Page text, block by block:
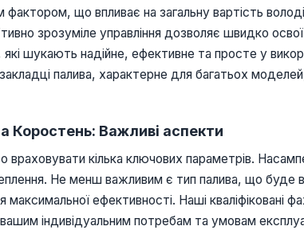
що впливає на загальну вартість
зрозуміле управління дозволяє швидко
шукають надійне, ефективне та просте у
палива, характерне для багатьох
Коростень: Важливі аспекти
враховувати кілька ключових параметрів.
Не менш важливим є тип палива, що буде
максимальної ефективності. Наші кваліфіковані
індивідуальним потребам та умовам